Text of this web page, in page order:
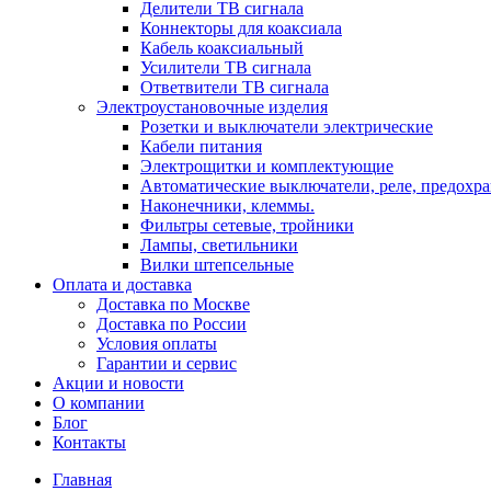
Делители ТВ сигнала
Коннекторы для коаксиала
Кабель коаксиальный
Усилители ТВ сигнала
Ответвители ТВ сигнала
Электроустановочные изделия
Розетки и выключатели электрические
Кабели питания
Электрощитки и комплектующие
Автоматические выключатели, реле,
Наконечники, клеммы.
Фильтры сетевые, тройники
Лампы, светильники
Вилки штепсельные
Оплата и доставка
Доставка по Москве
Доставка по России
Условия оплаты
Гарантии и сервис
Акции и новости
О компании
Блог
Контакты
Главная